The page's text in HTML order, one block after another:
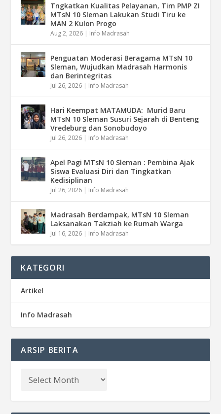
Tngkatkan Kualitas Pelayanan, Tim PMP ZI
MTsN 10 Sleman Lakukan Studi Tiru ke
MAN 2 Kulon Progo
Aug 2, 2026 | Info Madrasah
Penguatan Moderasi Beragama MTsN 10
Sleman, Wujudkan Madrasah Harmonis
dan Berintegritas
Jul 26, 2026 | Info Madrasah
Hari Keempat MATAMUDA: Murid Baru
MTsN 10 Sleman Susuri Sejarah di Benteng
Vredeburg dan Sonobudoyo
Jul 26, 2026 | Info Madrasah
Apel Pagi MTsN 10 Sleman : Pembina Ajak
Siswa Evaluasi Diri dan Tingkatkan
Kedisiplinan
Jul 26, 2026 | Info Madrasah
Madrasah Berdampak, MTsN 10 Sleman
Laksanakan Takziah ke Rumah Warga
Jul 16, 2026 | Info Madrasah
KATEGORI
Artikel
Info Madrasah
ARSIP BERITA